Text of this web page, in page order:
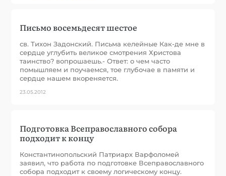
Письмо восемьдесят шестое
св. Тихон Задонский. Письма келейные Как-де мне в
сердце углубить великое смотрения Христова
таинство? вопрошаешь.- Ответ: о чем часто
помышляем и поучаемся, тое глубочае в памяти и
сердце нашем вкореняется.
23.05.2012
Подготовка Всеправославного собора
подходит к концу
Константинопольский Патриарх Варфоломей
заявил, что работа по подготовке Всеправославного
собора подходит к своему логическому концу.